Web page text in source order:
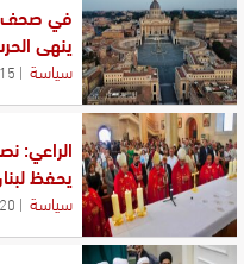
في صحف
ينهي
سياسة
الراعي:
يحفظ
سياسة